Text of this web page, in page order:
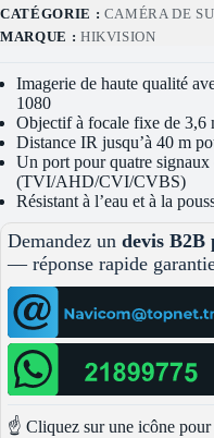
CATÉGORIE : CAMÉRA DE
MARQUE : HIKVISION
Imagerie de haute qualité
1080
Objectif à focale fixe de 3,6
Distance IR jusqu’à 40 m
Un port pour quatre signaux
(TVI/AHD/CVI/CVBS)
Résistant à l’eau et à la
Demandez un devis B2B
— réponse rapide
☝️ Cliquez sur une icône pour